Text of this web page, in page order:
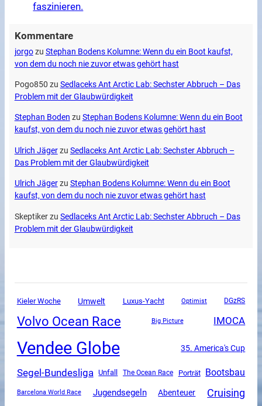
faszinieren.
Kommentare
jorgozu Stephan Bodens Kolumne: Wenn du ein Boot kaufst,
von dem du noch nie zuvor etwas gehört hast
Pogo850 zu Sedlaceks Ant Arctic Lab: Sechster Abbruch – Das
Problem mit der Glaubwürdigkeit
Stephan Boden zu Stephan Bodens Kolumne: Wenn du ein Boot
kaufst, von dem du noch nie zuvor etwas gehört hast
Ulrich Jägerzu Sedlaceks Ant Arctic Lab: Sechster Abbruch –
Das Problem mit der Glaubwürdigkeit
Ulrich Jägerzu Stephan Bodens Kolumne: Wenn du ein Boot
kaufst, von dem du noch nie zuvor etwas gehört hast
Skeptikerzu Sedlaceks Ant Arctic Lab: Sechster Abbruch – Das
Problem mit der Glaubwürdigkeit
Kieler Woche Umwelt Luxus-Yacht Optimist DGzRS
Volvo Ocean Race Big Picture IMOCA
Vendee Globe 35. America's Cup
Segel-Bundesliga Unfall The Ocean Race Porträt Bootsbau
Barcelona World Race Jugendsegeln Abenteuer Cruising